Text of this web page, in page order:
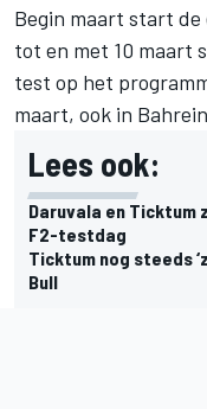
Begin maart start de
tot en met 10 maart
test op het
maart, ook in
Lees ook:
Daruvala en Ticktum
F2-testdag
Ticktum nog steeds
Bull